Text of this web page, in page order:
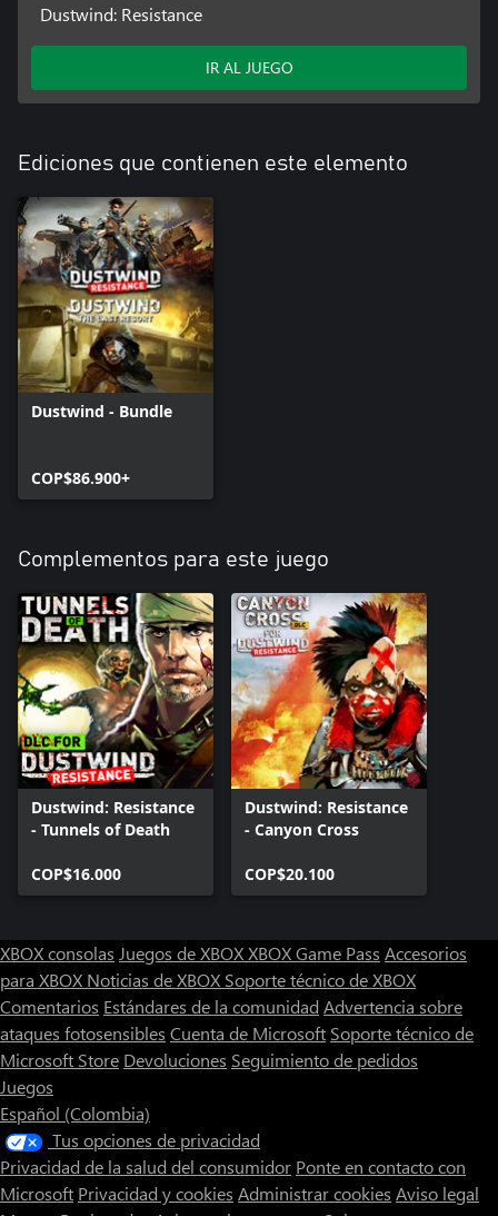
Dustwind: Resistance
IR AL JUEGO
Ediciones que contienen este elemento
Dustwind - Bundle
COP$86.900+
Complementos para este juego
Dustwind: Resistance
- Tunnels of Death
COP$16.000
Dustwind: Resistance
- Canyon Cross
COP$20.100
XBOX consolas Juegos de XBOXXBOX Game Pass Accesorios
para XBOX Noticias de XBOX Soporte técnico de XBOX
Comentarios Estándares de la comunidad Advertencia sobre
ataques fotosensibles Cuenta de Microsoft Soporte técnico de
Microsoft Store Devoluciones Seguimiento de pedidos
Juegos
Español (Colombia)
Tus opciones de privacidad
Privacidad de la salud del consumidor Ponte en contacto con
Microsoft Privacidad y cookies Administrar cookies Aviso legal